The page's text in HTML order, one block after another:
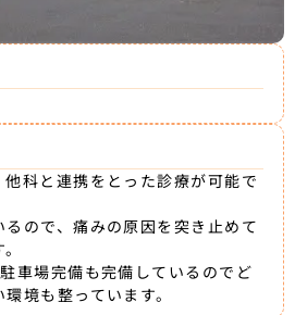
科と連携をとった診療が可能で
ので、痛みの原因を突き止めて
車場完備も完備しているのでど
境も整っています。